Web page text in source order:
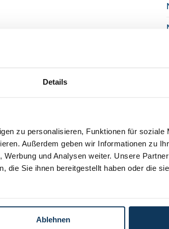
Details
zu personalisieren, Funktionen für soziale
Außerdem geben wir Informationen zu
und Analysen weiter. Unsere
die Sie ihnen bereitgestellt haben oder die
Ablehnen